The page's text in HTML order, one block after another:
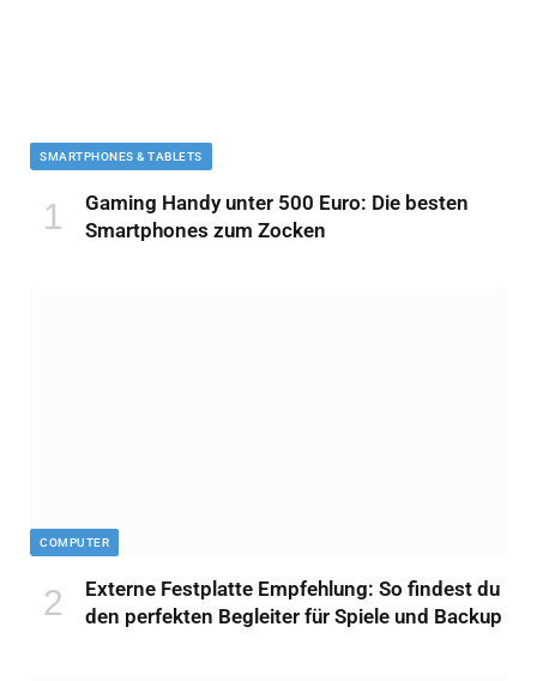
SMARTPHONES & TABLETS
Gaming Handy unter 500 Euro: Die besten
Smartphones zum Zocken
COMPUTER
Externe Festplatte Empfehlung: So findest du
den perfekten Begleiter für Spiele und Backup